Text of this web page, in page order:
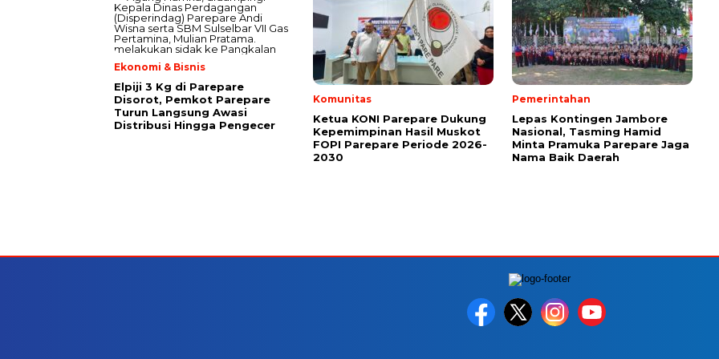
Ekonomi & Bisnis
Elpiji 3 Kg di Parepare
Disorot, Pemkot Parepare
Turun Langsung Awasi
Distribusi Hingga Pengecer
Komunitas
Ketua KONI Parepare Dukung
Kepemimpinan Hasil Muskot
FOPI Parepare Periode 2026-
2030
Pemerintahan
Lepas Kontingen Jambore
Nasional, Tasming Hamid
Minta Pramuka Parepare Jaga
Nama Baik Daerah